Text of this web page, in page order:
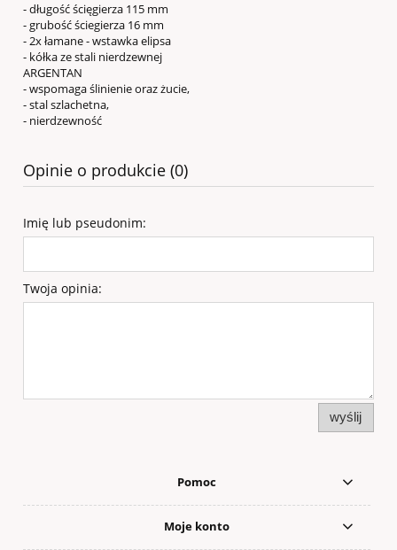
- długość ścięgierza 115 mm
- grubość ściegierza 16 mm
- 2x łamane - wstawka elipsa
- kółka ze stali nierdzewnej
ARGENTAN
- wspomaga ślinienie oraz żucie,
- stal szlachetna,
- nierdzewność
Opinie o produkcie (0)
Imię lub pseudonim:
Twoja opinia:
wyślij
Pomoc
Moje konto